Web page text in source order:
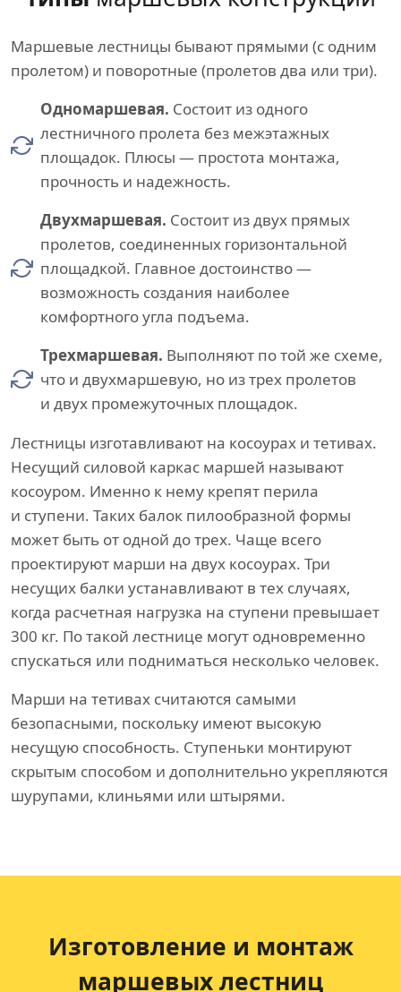
Маршевые лестницы бывают прямыми (с одним
пролетом) и поворотные (пролетов два или три).
Одномаршевая. Состоит из одного
лестничного пролета без межэтажных
площадок. Плюсы — простота монтажа,
прочность и надежность.
Двухмаршевая. Состоит из двух прямых
пролетов, соединенных горизонтальной
площадкой. Главное достоинство —
возможность создания наиболее
комфортного угла подъема.
Трехмаршевая. Выполняют по той же схеме,
что и двухмаршевую, но из трех пролетов
и двух промежуточных площадок.
Лестницы изготавливают на косоурах и тетивах.
Несущий силовой каркас маршей называют
косоуром. Именно к нему крепят перила
и ступени. Таких балок пилообразной формы
может быть от одной до трех. Чаще всего
проектируют марши на двух косоурах. Три
несущих балки устанавливают в тех случаях,
когда расчетная нагрузка на ступени превышает
300 кг. По такой лестнице могут одновременно
спускаться или подниматься несколько человек.
Марши на тетивах считаются самыми
безопасными, поскольку имеют высокую
несущую способность. Ступеньки монтируют
скрытым способом и дополнительно укрепляются
шурупами, клиньями или штырями.
Изготовление и монтаж
маршевых лестниц